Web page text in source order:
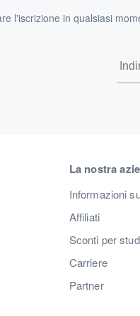
l'iscrizione in qualsiasi
La nostra
Informazioni
Affiliati
Sconti per
Carriere
Partner